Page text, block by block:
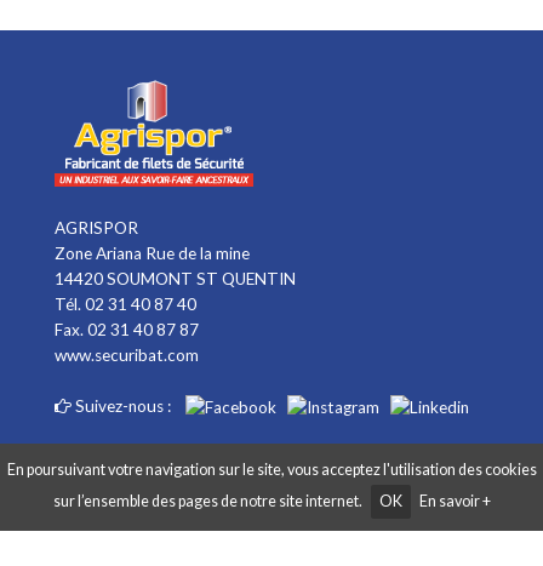
AGRISPOR
Zone Ariana Rue de la mine
14420 SOUMONT ST QUENTIN
Tél. 02 31 40 87 40
Fax. 02 31 40 87 87
www.securibat.com
Suivez-nous :
Copyright AGRISPOR 2018 © - Tous droits réservés - Site réalisé par Graphibox
En poursuivant votre navigation sur le site, vous acceptez l'utilisation des cookies
sur l’ensemble des pages de notre site internet.
OK En savoir +